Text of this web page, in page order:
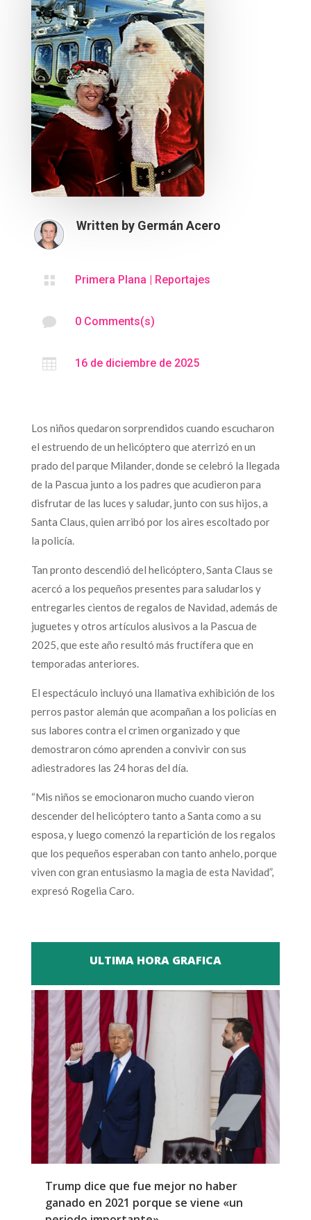
Written by Germán Acero
 Primera Plana | Reportajes
 0 Comments(s)
 16 de diciembre de 2025
Los niños quedaron sorprendidos cuando escucharon
el estruendo de un helicóptero que aterrizó en un
prado del parque Milander, donde se celebró la llegada
de la Pascua junto a los padres que acudieron para
disfrutar de las luces y saludar, junto con sus hijos, a
Santa Claus, quien arribó por los aires escoltado por
la policía.
Tan pronto descendió del helicóptero, Santa Claus se
acercó a los pequeños presentes para saludarlos y
entregarles cientos de regalos de Navidad, además de
juguetes y otros artículos alusivos a la Pascua de
2025, que este año resultó más fructífera que en
temporadas anteriores.
El espectáculo incluyó una llamativa exhibición de los
perros pastor alemán que acompañan a los policías en
sus labores contra el crimen organizado y que
demostraron cómo aprenden a convivir con sus
adiestradores las 24 horas del día.
“Mis niños se emocionaron mucho cuando vieron
descender del helicóptero tanto a Santa como a su
esposa, y luego comenzó la repartición de los regalos
que los pequeños esperaban con tanto anhelo, porque
viven con gran entusiasmo la magia de esta Navidad”,
expresó Rogelia Caro.
ULTIMA HORA GRAFICA
Trump dice que fue mejor no haber
ganado en 2021 porque se viene «un